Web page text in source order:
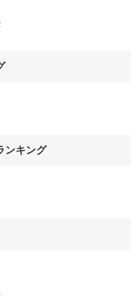
ンキング